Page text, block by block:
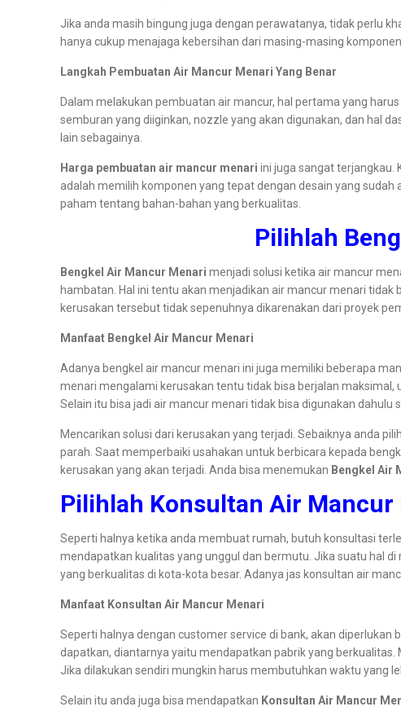
Jika anda masih bingung juga dengan perawatanya, tidak perlu
hanya cukup menajaga kebersihan dari masing-masing
Langkah Pembuatan Air Mancur Menari Yang Benar
Dalam melakukan pembuatan air mancur, hal pertama yang
semburan yang diiginkan, nozzle yang akan digunakan, dan hal
lain sebagainya.
Harga pembuatan air mancur menari ini juga sangat terjangkau.
adalah memilih komponen yang tepat dengan desain yang
paham tentang bahan-bahan yang berkualitas.
Pilihlah
Bengkel Air Mancur Menarimenjadi solusi ketika air mancur
hambatan. Hal ini tentu akan menjadikan air mancur menari
kerusakan tersebut tidak sepenuhnya dikarenakan dari proyek
Manfaat Bengkel Air Mancur Menari
Adanya bengkel air mancur menari ini juga memiliki beberapa
menari mengalami kerusakan tentu tidak bisa berjalan maksimal,
Selain itu bisa jadi air mancur menari tidak bisa digunakan
Mencarikan solusi dari kerusakan yang terjadi. Sebaiknya anda
parah. Saat memperbaiki usahakan untuk berbicara kepada
kerusakan yang akan terjadi. Anda bisa menemukan Bengkel Air
Pilihlah Konsultan Air
Seperti halnya ketika anda membuat rumah, butuh konsultasi
mendapatkan kualitas yang unggul dan bermutu. Jika suatu hal
yang berkualitas di kota-kota besar. Adanya jas konsultan air
Manfaat Konsultan Air Mancur Menari
Seperti halnya dengan customer service di bank, akan
dapatkan, diantarnya yaitu mendapatkan pabrik yang
Jika dilakukan sendiri mungkin harus membutuhkan waktu yang
Selain itu anda juga bisa mendapatkan Konsultan Air Mancur